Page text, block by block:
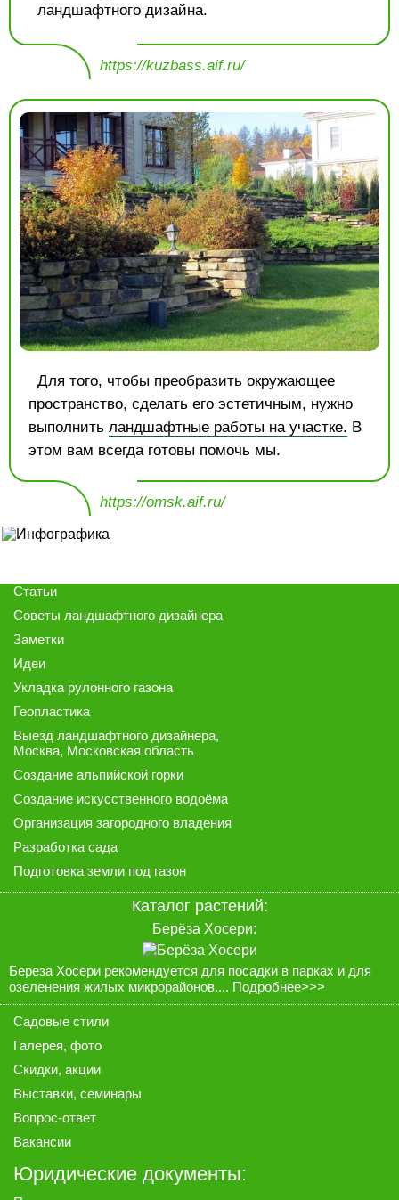
ландшафтного дизайна.
https://kuzbass.aif.ru/
Для того, чтобы преобразить окружающее
пространство, сделать его эстетичным, нужно
выполнить ландшафтные работы на участке. В
этом вам всегда готовы помочь мы.
https://omsk.aif.ru/
Статьи
Советы ландшафтного дизайнера
Заметки
Идеи
Укладка рулонного газона
Геопластика
Выезд ландшафтного дизайнера,
Москва, Московская область
Создание альпийской горки
Создание искусственного водоёма
Организация загородного владения
Разработка сада
Подготовка земли под газон
Каталог растений:
Берёза Хосери:
Береза Хосери рекомендуется для посадки в парках и для
озеленения жилых микрорайонов.... Подробнее>>>
Садовые стили
Галерея, фото
Скидки, акции
Выставки, семинары
Вопрос-ответ
Вакансии
Юридические документы: